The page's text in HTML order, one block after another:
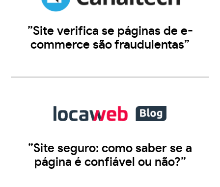
”Site verifica se páginas de e-
commerce são fraudulentas”
”Site seguro: como saber se a
página é confiável ou não?”